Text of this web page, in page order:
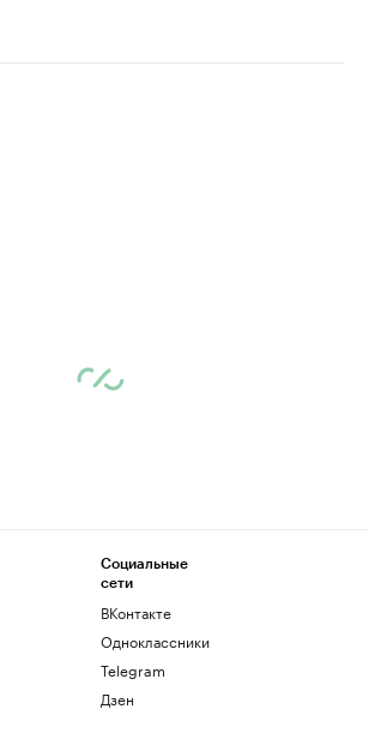
Социальные
сети
ВКонтакте
Одноклассники
Telegram
Дзен